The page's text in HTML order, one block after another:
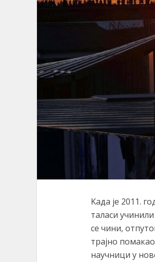
Kада је 2011.
таласи
се чини,
трајно
научници у